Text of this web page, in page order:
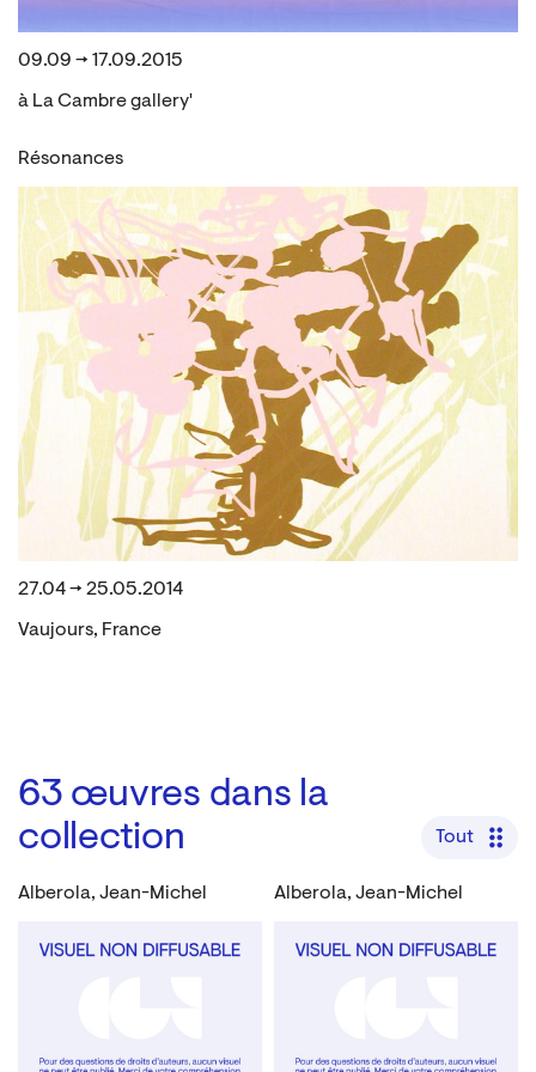
09.09 → 17.09.2015
à La Cambre gallery'
Résonances
27.04 → 25.05.2014
Vaujours, France
63 œuvres dans la
collection
Tout
Alberola, Jean-Michel Alberola, Jean-Michel